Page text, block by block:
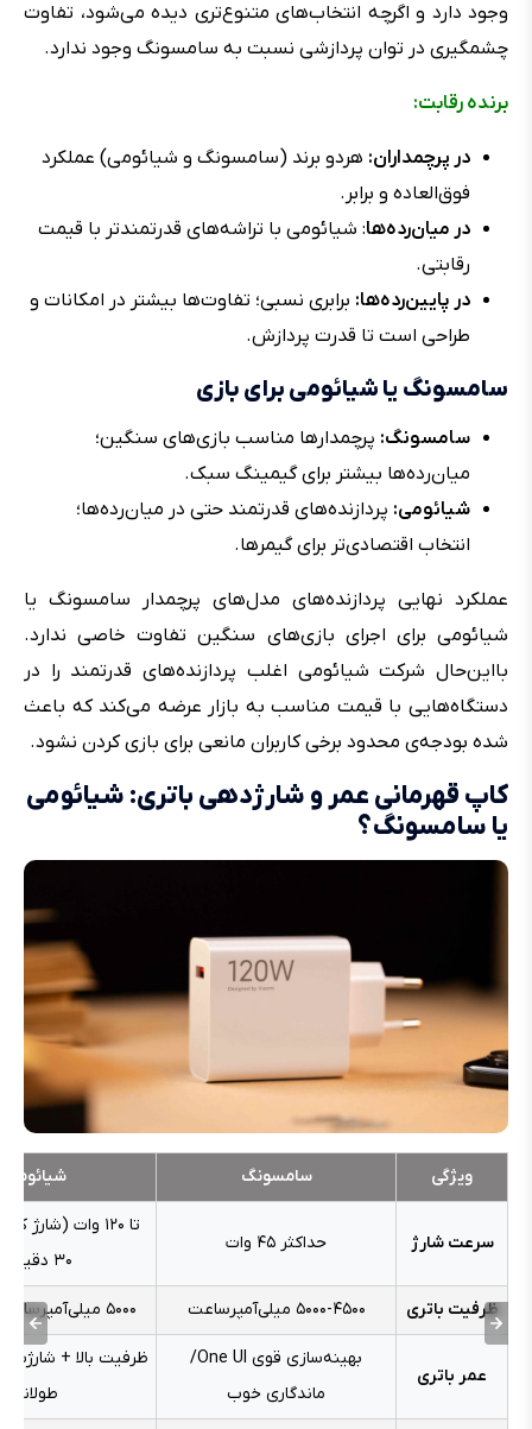
وجود دارد و اگرچه انتخاب‌های متنوع‌تری دیده می‌شود، تفاوت
چشمگیری در توان پردازشی نسبت به سامسونگ وجود ندارد.
برنده رقابت:
در پرچمداران: هردو برند (سامسونگ و شیائومی) عملکرد
فوق‌العاده و برابر.
در میان‌رده‌ها: شیائومی با تراشه‌های قدرتمندتر با قیمت
رقابتی.
در پایین‌رده‌ها: برابری نسبی؛ تفاوت‌ها بیشتر در امکانات و
طراحی است تا قدرت پردازش.
سامسونگ یا شیائومی برای بازی
سامسونگ: پرچمدارها مناسب بازی‌های سنگین؛
میان‌رده‌ها بیشتر برای گیمینگ سبک.
شیائومی: پردازنده‌های قدرتمند حتی در میان‌رده‌ها؛
انتخاب اقتصادی‌تر برای گیمرها.
عملکرد نهایی پردازنده‌های مدل‌های پرچمدار سامسونگ یا
شیائومی برای اجرای بازی‌های سنگین تفاوت خاصی ندارد.
بااین‌حال شرکت شیائومی اغلب پردازنده‌های قدرتمند را در
دستگاه‌هایی با قیمت مناسب به بازار عرضه می‌کند که باعث
شده بودجه‌ی محدود برخی کاربران مانعی برای بازی کردن نشود.
کاپ قهرمانی عمر و شارژدهی باتری: شیائومی
یا سامسونگ؟
ویژگی سامسونگ شیائومی
سرعت شارژ حداکثر ۴۵ وات
تا ۱۲۰ وات (شارژ
۳۰ دقیقه)
ظرفیت باتری ۵۰۰۰-۴۵۰۰ میلی‌آمپرساعت ۵۰۰۰ میلی‌آمپرساعت یا بیشتر
عمر باتری
بهینه‌سازی قوی One UI/
ماندگاری خوب
ظرفیت بالا +
طولانی